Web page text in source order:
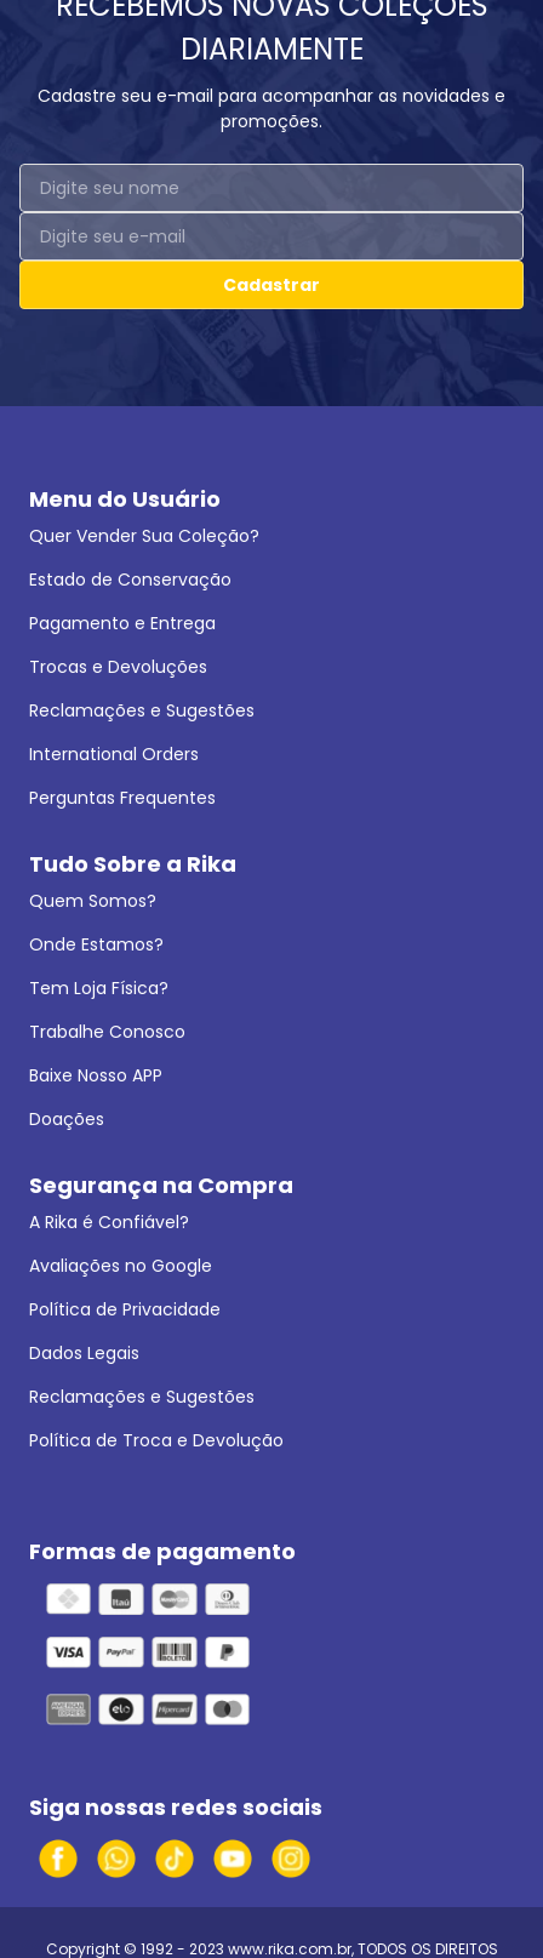
DIARIAMENTE
Cadastre seu e-mail para acompanhar as novidades e
promoções.
Cadastrar
Menu do Usuário
Quer Vender Sua Coleção?
Estado de Conservação
Pagamento e Entrega
Trocas e Devoluções
Reclamações e Sugestões
International Orders
Perguntas Frequentes
Tudo Sobre a Rika
Quem Somos?
Onde Estamos?
Tem Loja Física?
Trabalhe Conosco
Baixe Nosso APP
Doações
Segurança na Compra
A Rika é Confiável?
Avaliações no Google
Política de Privacidade
Dados Legais
Reclamações e Sugestões
Política de Troca e Devolução
Formas de pagamento
Siga nossas redes sociais
Copyright © 1992 - 2023 www.rika.com.br, TODOS OS DIREITOS